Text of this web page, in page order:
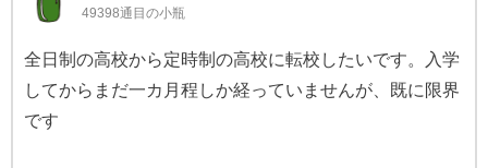
49398通目の小瓶
全日制の高校から定時制の高校に転校したいです。入学
してからまだ一カ月程しか経っていませんが、既に限界
です